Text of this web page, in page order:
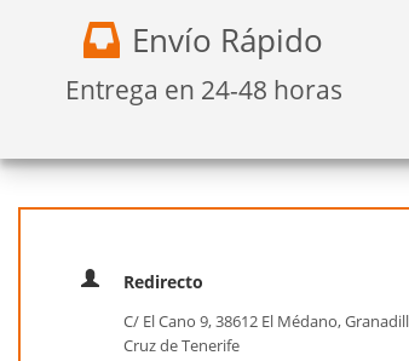
Envío Rápido
Entrega en 24-48 horas
Redirecto
C/ El Cano 9, 38612 El Médano,
Cruz de Tenerife